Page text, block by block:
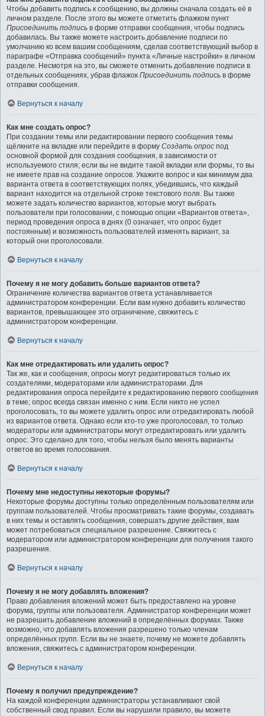
Чтобы добавить подпись к сообщению, вы должны сначала создать её в
личном разделе. После этого вы можете отметить флажком пункт
Присоединить подпись в форме отправки сообщения, чтобы подпись
добавилась. Вы также можете настроить добавление подписи по
умолчанию ко всем вашим сообщениям, сделав соответствующий выбор в
параграфе «Отправка сообщений» пункта «Личные настройки» в личном
разделе. Несмотря на это, вы сможете отменить добавление подписи в
отдельных сообщениях, убрав флажок Присоединить подпись в форме
отправки сообщения.
Вернуться к началу
Как мне создать опрос?
При создании темы или редактировании первого сообщения темы
щёлкните на вкладке или перейдите в форму Создать опрос под
основной формой для создания сообщения, в зависимости от
используемого стиля; если вы не видите такой вкладки или формы, то вы
не имеете прав на создание опросов. Укажите вопрос и как минимум два
варианта ответа в соответствующих полях, убедившись, что каждый
вариант находится на отдельной строке текстового поля. Вы также
можете задать количество вариантов, которые могут выбрать
пользователи при голосовании, с помощью опции «Вариантов ответа»,
период проведения опроса в днях (0 означает, что опрос будет
постоянным) и возможность пользователей изменять вариант, за
который они проголосовали.
Вернуться к началу
Почему я не могу добавить больше вариантов ответа?
Ограничение количества вариантов ответа устанавливается
администратором конференции. Если вам нужно добавить количество
вариантов, превышающее это ограничение, свяжитесь с
администратором конференции.
Вернуться к началу
Как мне отредактировать или удалить опрос?
Так же, как и сообщения, опросы могут редактироваться только их
создателями, модераторами или администраторами. Для
редактирования опроса перейдите к редактированию первого сообщения
в теме; опрос всегда связан именно с ним. Если никто не успел
проголосовать, то вы можете удалить опрос или отредактировать любой
из вариантов ответа. Однако если кто-то уже проголосовал, то только
модераторы или администраторы могут отредактировать или удалить
опрос. Это сделано для того, чтобы нельзя было менять варианты
ответов во время голосования.
Вернуться к началу
Почему мне недоступны некоторые форумы?
Некоторые форумы доступны только определённым пользователям или
группам пользователей. Чтобы просматривать такие форумы, создавать
в них темы и оставлять сообщения, совершать другие действия, вам
может потребоваться специальное разрешение. Свяжитесь с
модератором или администратором конференции для получения такого
разрешения.
Вернуться к началу
Почему я не могу добавлять вложения?
Право добавления вложений может быть предоставлено на уровне
форума, группы или пользователя. Администратор конференции может
не разрешить добавление вложений в определённых форумах. Также
возможно, что добавлять вложения разрешено только членам
определённых групп. Если вы не знаете, почему не можете добавлять
вложения, свяжитесь с администратором конференции.
Вернуться к началу
Почему я получил предупреждение?
На каждой конференции администраторы устанавливают свой
собственный свод правил. Если вы нарушили правило, вы можете